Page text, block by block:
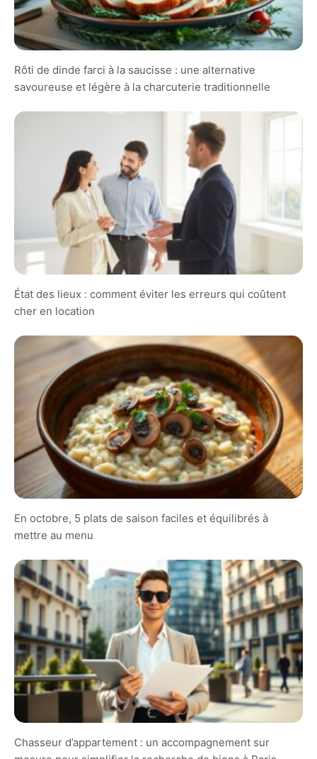
Rôti de dinde farci à la saucisse : une alternative
savoureuse et légère à la charcuterie traditionnelle
État des lieux : comment éviter les erreurs qui coûtent
cher en location
En octobre, 5 plats de saison faciles et équilibrés à
mettre au menu
Chasseur d’appartement : un accompagnement sur